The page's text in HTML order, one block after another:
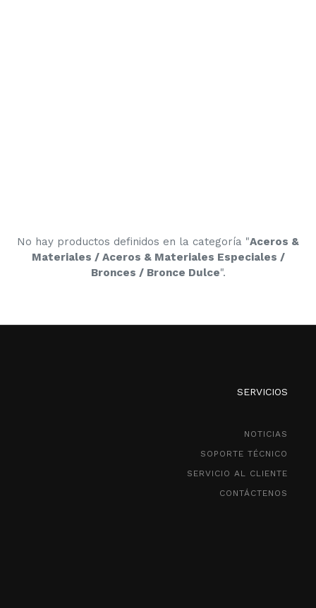
No hay productos definidos en la categoría "Aceros &
Materiales / Aceros & Materiales Especiales /
Bronces / Bronce Dulce".
SERVICIOS
NOTICIAS
SOPORTE TÉCNICO
SERVICIO AL CLIENTE
CONTÁCTENOS